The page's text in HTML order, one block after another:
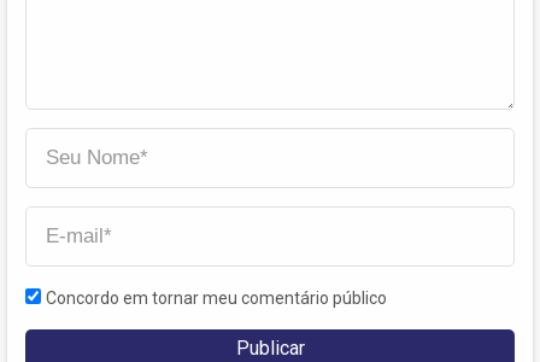
Concordo em tornar meu comentário público